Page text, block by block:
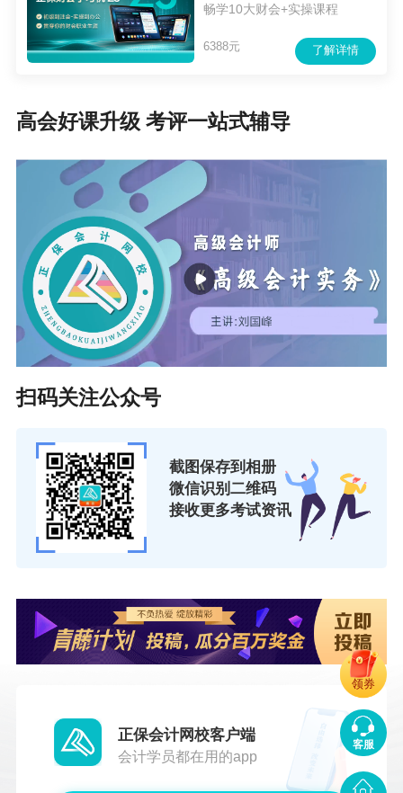
畅学10大财会+实操课程
了解详情
6388元
高会好课升级 考评一站式辅导
扫码关注公众号
截图保存到相册
微信识别二维码
接收更多考试资讯
正保会计网校客户端
会计学员都在用的app
客服
领券